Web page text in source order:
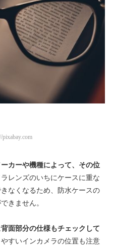
pixabay.com
カーや機種によって、その位
レンズのいちにケースに重な
なくなるため、防水ケースの
きません。
背面部分の仕様もチェックして
すいインカメラの位置も注意